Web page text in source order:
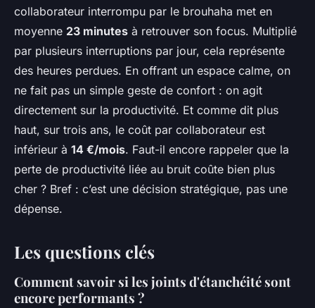
collaborateur interrompu par le brouhaha met en
moyenne 23 minutes à retrouver son focus. Multiplié
par plusieurs interruptions par jour, cela représente
des heures perdues. En offrant un espace calme, on
ne fait pas un simple geste de confort : on agit
directement sur la productivité. Et comme dit plus
haut, sur trois ans, le coût par collaborateur est
inférieur à 14 €/mois. Faut-il encore rappeler que la
perte de productivité liée au bruit coûte bien plus
cher ? Bref : c’est une décision stratégique, pas une
dépense.
Les questions clés
Comment savoir si les joints d'étanchéité sont
encore performants ?